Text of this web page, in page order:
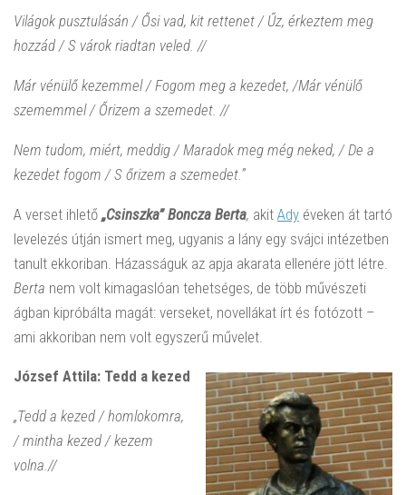
Világok pusztulásán / Ősi vad, kit rettenet / Űz, érkeztem meg
hozzád / S várok riadtan veled. //
Már vénülő kezemmel / Fogom meg a kezedet, /Már vénülő
szememmel / Őrizem a szemedet. //
Nem tudom, miért, meddig / Maradok meg még neked, / De a
kezedet fogom / S őrizem a szemedet.”
A verset ihlető „Csinszka” Boncza Berta, akit Ady éveken át tartó
levelezés útján ismert meg, ugyanis a lány egy svájci intézetben
tanult ekkoriban. Házasságuk az apja akarata ellenére jött létre.
Berta nem volt kimagaslóan tehetséges, de több művészeti
ágban kipróbálta magát: verseket, novellákat írt és fotózott –
ami akkoriban nem volt egyszerű művelet.
József Attila: Tedd a kezed
„Tedd a kezed / homlokomra,
/ mintha kezed / kezem
volna.//